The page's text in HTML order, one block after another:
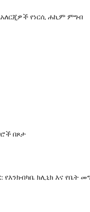
የነርሲ ሐኪም ምግብ
በጾታ
የእንክብካቤ ክሊኒክ እና የቤት